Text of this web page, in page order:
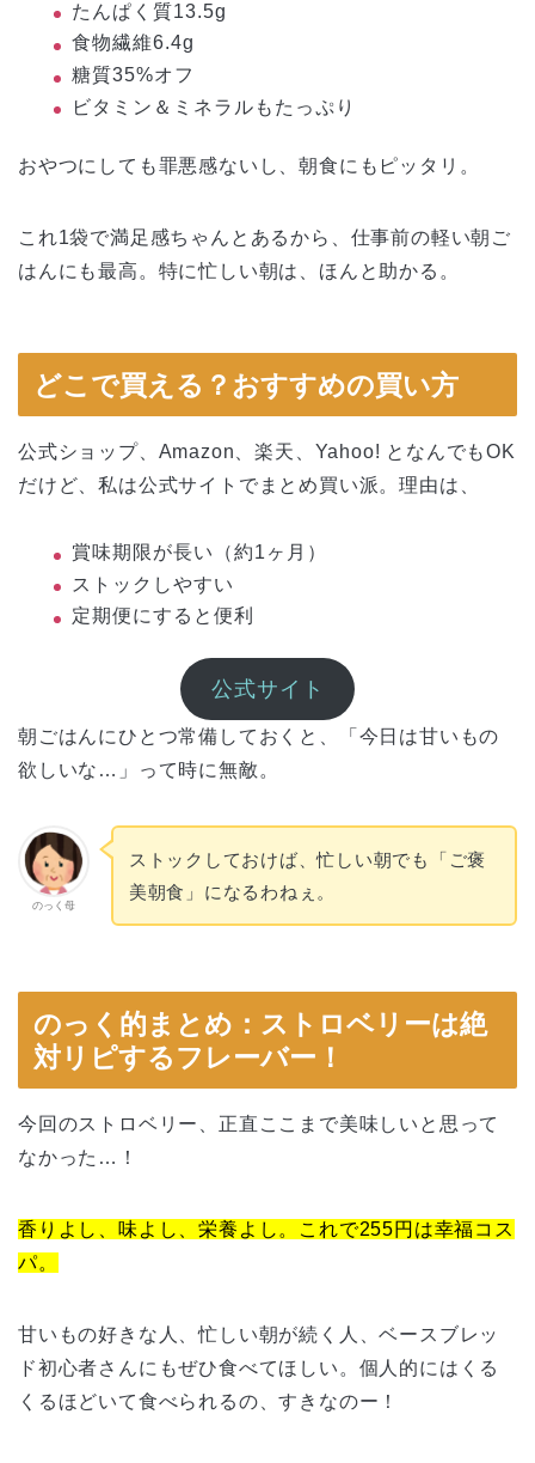
たんぱく質13.5g
食物繊維6.4g
糖質35%オフ
ビタミン＆ミネラルもたっぷり
おやつにしても罪悪感ないし、朝食にもピッタリ。
これ1袋で満足感ちゃんとあるから、仕事前の軽い朝ご
はんにも最高。特に忙しい朝は、ほんと助かる。
どこで買える？おすすめの買い方
公式ショップ、Amazon、楽天、Yahoo! となんでもOK
だけど、私は公式サイトでまとめ買い派。理由は、
賞味期限が長い（約1ヶ月）
ストックしやすい
定期便にすると便利
公式サイト
朝ごはんにひとつ常備しておくと、「今日は甘いもの
欲しいな…」って時に無敵。
のっく母
ストックしておけば、忙しい朝でも「ご褒
美朝食」になるわねぇ。
のっく的まとめ：ストロベリーは絶
対リピするフレーバー！
今回のストロベリー、正直ここまで美味しいと思って
なかった…！
香りよし、味よし、栄養よし。これで255円は幸福コス
パ。
甘いもの好きな人、忙しい朝が続く人、ベースブレッ
ド初心者さんにもぜひ食べてほしい。個人的にはくる
くるほどいて食べられるの、すきなのー！